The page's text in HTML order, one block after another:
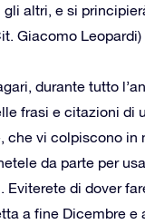
altri, e si
Giacomo Leopardi)
durante tutto
frasi e citazioni di
che vi colpiscono in
da parte per
Eviterete di dover
a fine Dicembre e